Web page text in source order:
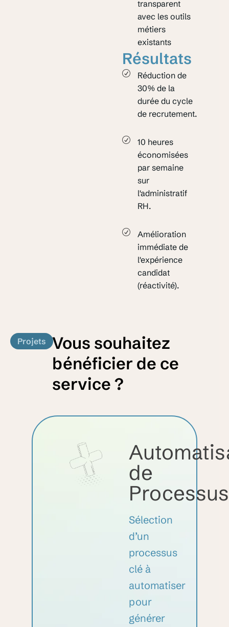
transparent
avec les outils
métiers
existants
Résultats
Réduction de
30% de la
durée du cycle
de recrutement.
10 heures
économisées
par semaine
sur
l'administratif
RH.
Amélioration
immédiate de
l'expérience
candidat
(réactivité).
Projets
Vous souhaitez
bénéficier de ce
service ?
de
Processus
Sélection
d’un
processus
clé à
automatiser
pour
générer